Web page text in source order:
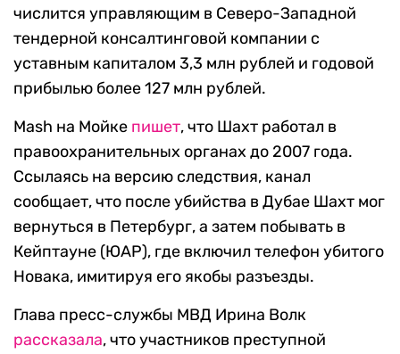
числится управляющим в Северо-Западной
тендерной консалтинговой компании с
уставным капиталом 3,3 млн рублей и годовой
прибылью более 127 млн рублей.
Mash на Мойке пишет, что Шахт работал в
правоохранительных органах до 2007 года.
Ссылаясь на версию следствия, канал
сообщает, что после убийства в Дубае Шахт мог
вернуться в Петербург, а затем побывать в
Кейптауне (ЮАР), где включил телефон убитого
Новака, имитируя его якобы разъезды.
Глава пресс-службы МВД Ирина Волк
рассказала, что участников преступной